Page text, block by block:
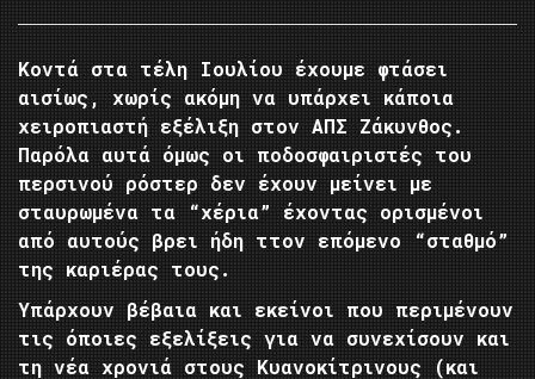
Κοντά στα τέλη Ιουλίου έχουμε φτάσει
αισίως, χωρίς ακόμη να υπάρχει κάποια
χειροπιαστή εξέλιξη στον ΑΠΣ Ζάκυνθος.
Παρόλα αυτά όμως οι ποδοσφαιριστές του
περσινού ρόστερ δεν έχουν μείνει με
σταυρωμένα τα “χέρια” έχοντας ορισμένοι
από αυτούς βρει ήδη ττον επόμενο “σταθμό”
της καριέρας τους.
Υπάρχουν βέβαια και εκείνοι που περιμένουν
τις όποιες εξελίξεις για να συνεχίσουν και
τη νέα χρονιά στους Κυανοκίτρινους (και